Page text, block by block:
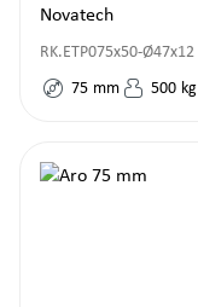
Novatech
RK.ETP075x50-Ø47x12
75 mm 500 kg